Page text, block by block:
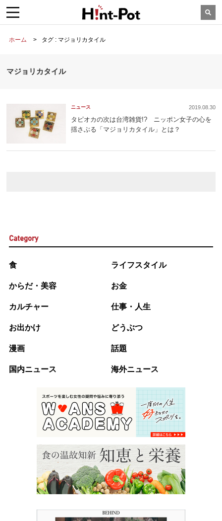
ホーム タグ : マジョリカタイル
マジョリカタイル
ニュース 2019.08.30
タピオカの次は台湾雑貨!? ニッポン女子の心を
揺さぶる「マジョリカタイル」とは？
Category
食 ライフスタイル
からだ・美容 お金
カルチャー 仕事・人生
お出かけ どうぶつ
漫画 話題
国内ニュース 海外ニュース